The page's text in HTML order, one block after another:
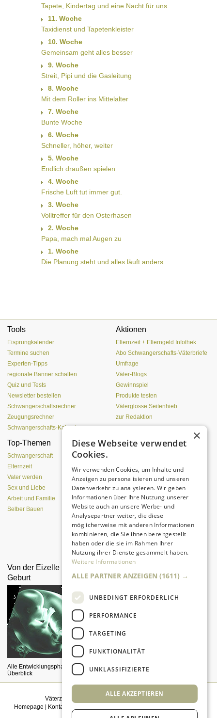
Tapete, Kindertag und eine Nacht für uns
11. Woche
Taxidienst und Tapetenkleister
10. Woche
Gemeinsam geht alles besser
9. Woche
Streit, Pipi und die Gasleitung
8. Woche
Mit dem Roller ins Mittelalter
7. Woche
Bunte Woche
6. Woche
Schneller, höher, weiter
5. Woche
Endlich draußen spielen
4. Woche
Frische Luft tut immer gut.
3. Woche
Volltreffer für den Osterhasen
2. Woche
Papa, mach mal Augen zu
1. Woche
Die Planung steht und alles läuft anders
Tools
Eisprungkalender
Termine suchen
Experten-Tipps
regionale Banner schalten
Quiz und Tests
Newsletter bestellen
Schwangerschaftsrechner
Zeugungsrechner
Schwangerschafts-Kalender
Aktionen
Elternzeit + Elterngeld Infothek
Abo Schwangerschafts-Väterbriefe
Umfrage
Väter-Blogs
Gewinnspiel
Produkte testen
Väterglosse Seitenhieb
zur Redaktion
Top-Themen
Schwangerschaft
Elternzeit
Vater werden
Sex und Liebe
Arbeit und Familie
Selber Bauen
Einen Lehmofen
Da sind Kinder mit Begeisterung
dabei.
Von der Eizelle bis zur
Geburt
Alle Entwicklungsphasen im
Überblick
Väterzeit weiterempfehlen
Homepage
Kontakt
Einwilligungsmanagement
×
Diese Webseite verwendet
Cookies.
Wir verwenden Cookies, um Inhalte und
Anzeigen zu personalisieren und unseren
Datenverkehr zu analysieren. Wir geben
Informationen über Ihre Nutzung unserer
Website auch an unsere Werbe- und
Analysepartner weiter, die diese
möglicherweise mit anderen Informationen
kombinieren, die Sie ihnen bereitgestellt
haben oder die sie im Rahmen Ihrer
Nutzung ihrer Dienste gesammelt haben.
Weitere Informationen
ALLE PARTNER ANZEIGEN (1611) →
UNBEDINGT ERFORDERLICH
PERFORMANCE
TARGETING
FUNKTIONALITÄT
UNKLASSIFIZIERTE
ALLE AKZEPTIEREN